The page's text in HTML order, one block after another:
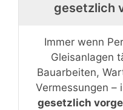
gesetzlich
Immer wenn
Gleisanlagen
Bauarbeiten,
Vermessungen –
gesetzlich